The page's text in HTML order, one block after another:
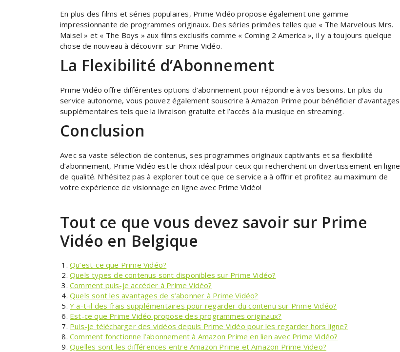
En plus des films et séries populaires, Prime Vidéo propose également une gamme
impressionnante de programmes originaux. Des séries primées telles que « The Marvelous Mrs.
Maisel » et « The Boys » aux films exclusifs comme « Coming 2 America », il y a toujours quelque
chose de nouveau à découvrir sur Prime Vidéo.
La Flexibilité d’Abonnement
Prime Vidéo offre différentes options d’abonnement pour répondre à vos besoins. En plus du
service autonome, vous pouvez également souscrire à Amazon Prime pour bénéficier d’avantages
supplémentaires tels que la livraison gratuite et l’accès à la musique en streaming.
Conclusion
Avec sa vaste sélection de contenus, ses programmes originaux captivants et sa flexibilité
d’abonnement, Prime Vidéo est le choix idéal pour ceux qui recherchent un divertissement en ligne
de qualité. N’hésitez pas à explorer tout ce que ce service a à offrir et profitez au maximum de
votre expérience de visionnage en ligne avec Prime Vidéo!
Tout ce que vous devez savoir sur Prime
Vidéo en Belgique
Qu’est-ce que Prime Vidéo?
Quels types de contenus sont disponibles sur Prime Vidéo?
Comment puis-je accéder à Prime Vidéo?
Quels sont les avantages de s’abonner à Prime Vidéo?
Y a-t-il des frais supplémentaires pour regarder du contenu sur Prime Vidéo?
Est-ce que Prime Vidéo propose des programmes originaux?
Puis-je télécharger des vidéos depuis Prime Vidéo pour les regarder hors ligne?
Comment fonctionne l’abonnement à Amazon Prime en lien avec Prime Vidéo?
Quelles sont les différences entre Amazon Prime et Amazon Prime Video?